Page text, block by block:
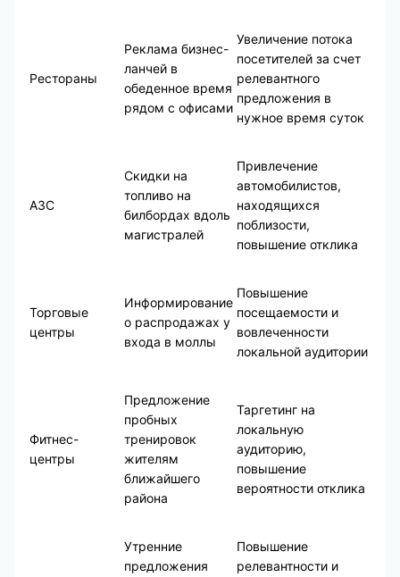
Рестораны
Реклама бизнес-
ланчей в
обеденное время
рядом с офисами
Увеличение потока
посетителей за счет
релевантного
предложения в
нужное время суток
АЗС
Скидки на
топливо на
билбордах вдоль
магистралей
Привлечение
автомобилистов,
находящихся
поблизости,
повышение отклика
Торговые
центры
Информирование
о распродажах у
входа в моллы
Повышение
посещаемости и
вовлеченности
локальной аудитории
Фитнес-
центры
Предложение
пробных
тренировок
жителям
ближайшего
района
Таргетинг на
локальную
аудиторию,
повышение
вероятности отклика
Утренние
предложения
Повышение
релевантности и